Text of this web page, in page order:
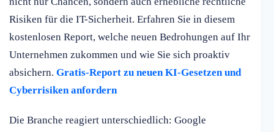
Risiken für die IT-Sicherheit. Erfahren Sie in diesem
kostenlosen Report, welche neuen Bedrohungen auf Ihr
Unternehmen zukommen und wie Sie sich proaktiv
absichern. Gratis-Report zu neuen KI-Gesetzen und
Cyberrisiken anfordern
Die Branche reagiert unterschiedlich: Google